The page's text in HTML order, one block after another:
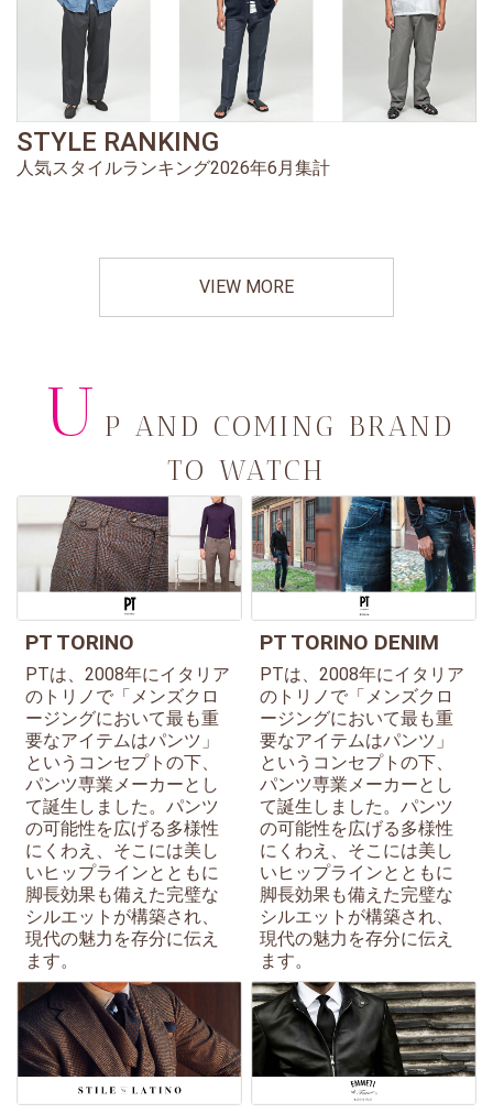
STYLE RANKING
人気スタイルランキング2026年6月集計
VIEW MORE
U P AND COMING BRAND
TO WATCH
PT TORINO
PTは、2008年にイタリア
のトリノで「メンズクロ
ージングにおいて最も重
要なアイテムはパンツ」
というコンセプトの下、
パンツ専業メーカーとし
て誕生しました。パンツ
の可能性を広げる多様性
にくわえ、そこには美し
いヒップラインとともに
脚長効果も備えた完璧な
シルエットが構築され、
現代の魅力を存分に伝え
ます。
PT TORINO DENIM
PTは、2008年にイタリア
のトリノで「メンズクロ
ージングにおいて最も重
要なアイテムはパンツ」
というコンセプトの下、
パンツ専業メーカーとし
て誕生しました。パンツ
の可能性を広げる多様性
にくわえ、そこには美し
いヒップラインとともに
脚長効果も備えた完璧な
シルエットが構築され、
現代の魅力を存分に伝え
ます。